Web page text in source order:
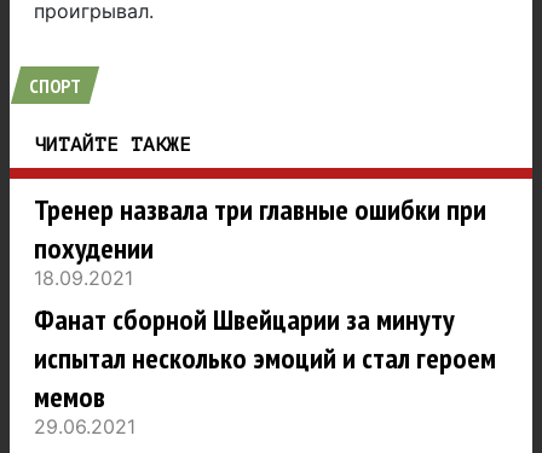
проигрывал.
СПОРТ
ЧИТАЙТЕ ТАКЖЕ
Тренер назвала три главные ошибки при
похудении
18.09.2021
Фанат сборной Швейцарии за минуту
испытал несколько эмоций и стал героем
мемов
29.06.2021